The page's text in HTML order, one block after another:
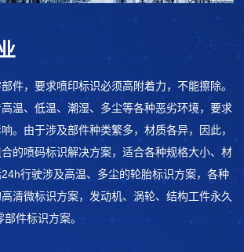
件，要求喷印标识必须高附着力，不能擦除。
温、低温、潮湿、多尘等各种恶劣环境，要求
。由于涉及部件种类繁多，材质各异，因此，
的喷码标识解决方案，适合各种规格大小、材
行驶涉及高温、多尘的轮胎标识方案，各种
清微标识方案，发动机、涡轮、结构工件永久
件标识方案。